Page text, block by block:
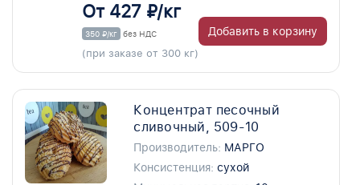
От 427 ₽/кг
350 ₽/кг без НДС
(при заказе от 300 кг)
Добавить в корзину
Концентрат песочный
сливочный, 509-10
Производитель: МАРГО
Консистенция: сухой